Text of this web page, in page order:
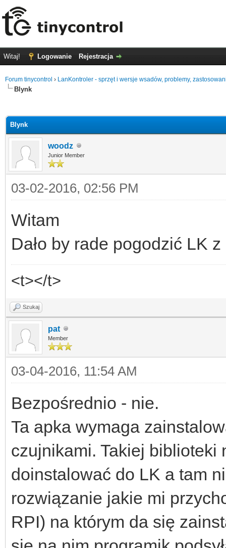
Witaj! Logowanie Rejestracja
Forum tinycontrol › LanKontroler - sprzęt i wersje wsadów, problemy,
Blynk
Blynk
woodz
Junior Member
03-02-2016, 02:56 PM
Witam
Dało by rade pogodzić LK
<t></t>
Szukaj
pat
Member
03-04-2016, 11:54 AM
Bezpośrednio - nie.
Ta apka wymaga
czujnikami. Takiej biblioteki
doinstalować do LK a tam
rozwiązanie jakie mi
RPI) na którym da się